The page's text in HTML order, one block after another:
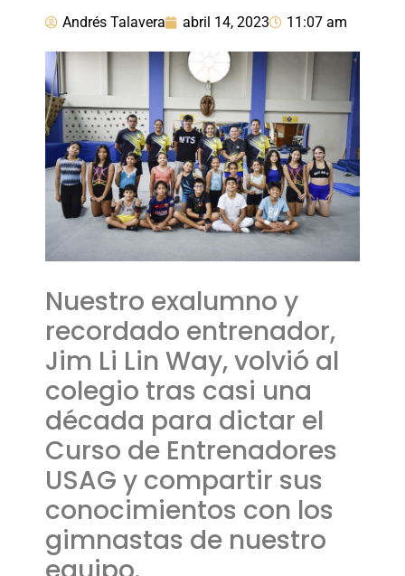
Andrés Talavera abril 14, 2023 11:07 am
Nuestro exalumno y
recordado entrenador,
Jim Li Lin Way, volvió al
colegio tras casi una
década para dictar el
Curso de Entrenadores
USAG y compartir sus
conocimientos con los
gimnastas de nuestro